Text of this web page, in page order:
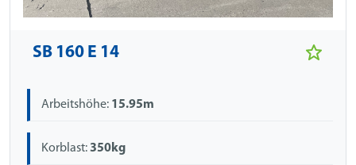
SB 160 E 14
Arbeitshöhe: 15.95m
Korblast:350kg